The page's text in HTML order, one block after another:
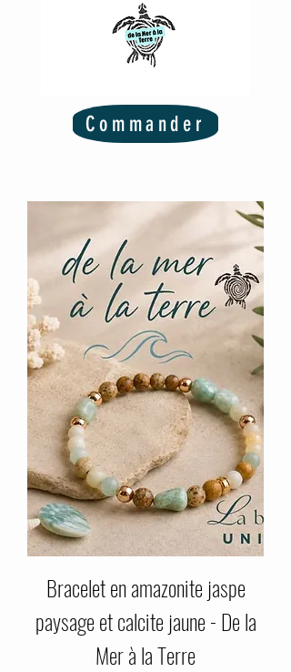
Commander
Bracelet en amazonite jaspe
paysage et calcite jaune - De la
Mer à la Terre